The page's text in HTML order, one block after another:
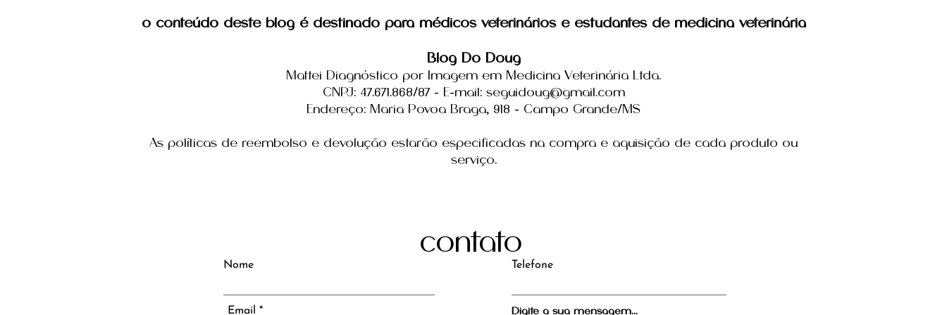
sim, mas não...
adrenais
o conteúdo deste blog é destinado para médicos veterinários e estudantes de medicina veterinária
Blog Do Doug
Mattei Diagnóstico por Imagem em Medicina Veterinária Ltda.
CNPJ: 47.671.868/87 - E-mail: seguidoug@gmail.com
Endereço: Maria Povoa Braga, 918 - Campo Grande/MS
As políticas de reembolso e devolução estarão especificadas na compra e aquisição de cada produto ou
serviço.
contato
Nome
Email
Telefone
Digite a sua mensagem...